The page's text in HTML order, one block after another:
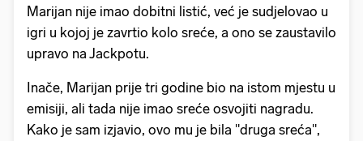
Marijan nije imao dobitni listić, već je sudjelovao u
igri u kojoj je zavrtio kolo sreće, a ono se zaustavilo
upravo na Jackpotu.
Inače, Marijan prije tri godine bio na istom mjestu u
emisiji, ali tada nije imao sreće osvojiti nagradu.
Kako je sam izjavio, ovo mu je bila "druga sreća",